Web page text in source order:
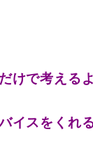
けで考える
イスをくれ